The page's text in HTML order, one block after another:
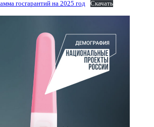
госгарантий на 2025 год Скачать